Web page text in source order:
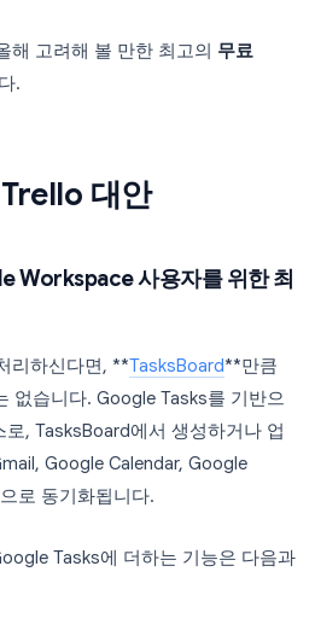
해 고려해 볼 만한 최고의 무료
.
대안
Workspace 사용자를 위한 최
리하신다면, **TasksBoard**만큼
없습니다. Google Tasks를 기반으
, TasksBoard에서 생성하거나 업
Google Calendar, Google
로 동기화됩니다.
Tasks에 더하는 기능은 다음과